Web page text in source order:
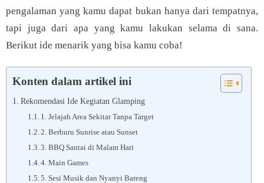
pengalaman yang kamu dapat bukan hanya dari tempatnya,
tapi juga dari apa yang kamu lakukan selama di sana.
Berikut ide menarik yang bisa kamu coba!
Konten dalam artikel ini
Rekomendasi Ide Kegiatan Glamping
1. Jelajah Area Sekitar Tanpa Target
2. Berburu Sunrise atau Sunset
3. BBQ Santai di Malam Hari
4. Main Games
5. Sesi Musik dan Nyanyi Bareng